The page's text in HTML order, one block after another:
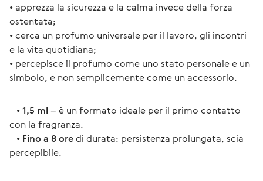
• apprezza la sicurezza e la calma invece della forza
ostentata;
• cerca un profumo universale per il lavoro, gli incontri
e la vita quotidiana;
• percepisce il profumo come uno stato personale e un
simbolo, e non semplicemente come un accessorio.
• 1,5 ml – è un formato ideale per il primo contatto
con la fragranza.
• Fino a 8 ore di durata: persistenza prolungata, scia
percepibile.